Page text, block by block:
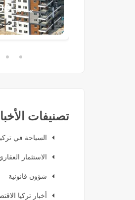
يبدأ من
طرابزون ، أورتاهيسار
تصنيفات
السياحة في
الاستثمار
شؤون قانونية
أخبار تركيا